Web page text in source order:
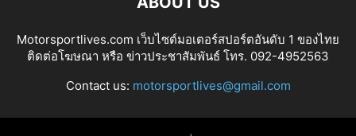
Motorsportlives.com เว็บไซต์มอเตอร์สปอร์ตอันดับ 1 ของไทย
ติดต่อโฆษณา หรือ ข่าวประชาสัมพันธ์ โทร. 092-4952563
Contact us: motorsportlives@gmail.com